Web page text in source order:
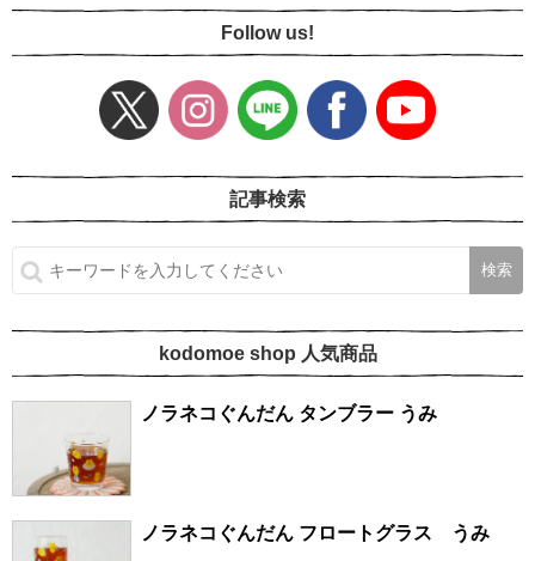
Follow us!
記事検索
kodomoe shop 人気商品
ノラネコぐんだん タンブラー うみ
ノラネコぐんだん フロートグラス うみ